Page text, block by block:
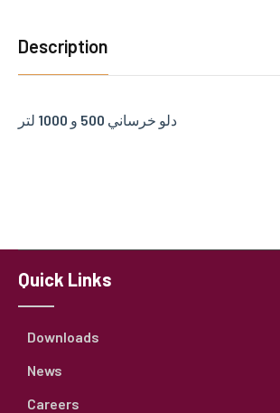
Description
دلو خرساني 500 و 1000 لتر
Quick Links
Downloads
News
Careers